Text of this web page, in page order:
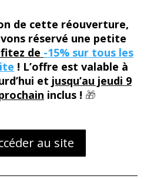
de cette réouverture,
réservé une petite
de -15% sur tous les
! L’offre est valable à
et jusqu’au jeudi 9
inclus ! 🎁
au site